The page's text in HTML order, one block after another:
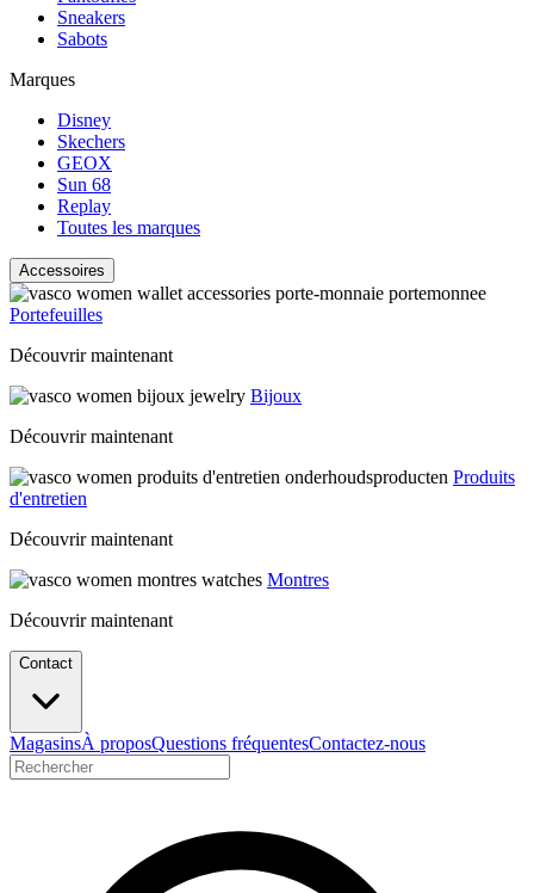
Sneakers
Sabots
Marques
Disney
Skechers
GEOX
Sun 68
Replay
Toutes les marques
Accessoires
Portefeuilles
Découvrir maintenant
Bijoux
Découvrir maintenant
Produits
d'entretien
Découvrir maintenant
Montres
Découvrir maintenant
Contact
MagasinsÀ proposQuestions fréquentesContactez-nous